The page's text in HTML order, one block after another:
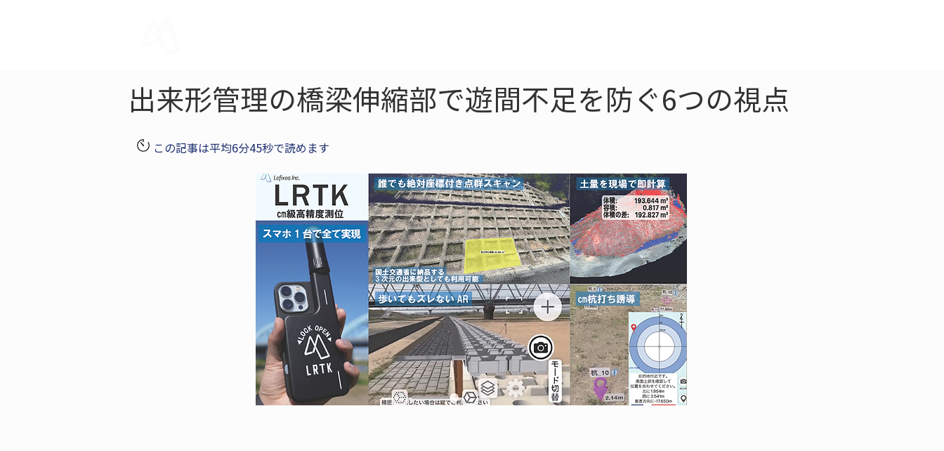
出来形管理の橋梁伸縮部で遊間不足を防ぐ6つの視点
この記事は平均6分45秒で読めます